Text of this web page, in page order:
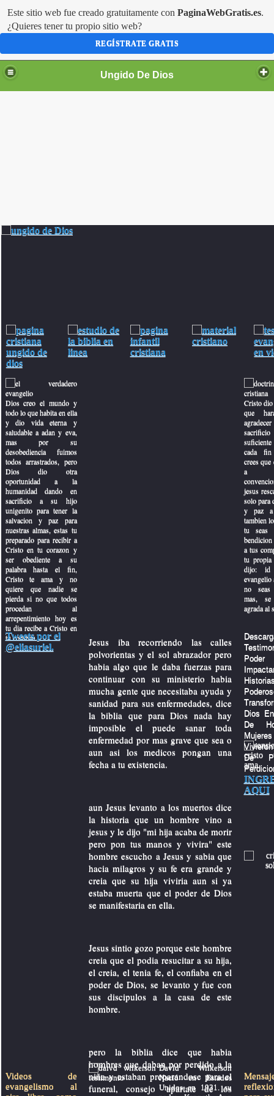
Ungido De Dios
Dios creo el mundo y
todo lo que habita en ella
y dio vida eterna y
saludable a adan y eva,
mas por su
desobediencia fuimos
todos arrastrados, pero
Dios dio otra
oportunidad a la
humanidad dando en
sacrificio a su hijo
unigenito para tener la
salvacion y paz para
nuestras almas, estas tu
preparado para recibir a
Cristo en tu corazon y
ser obediente a su
palabra hasta el fin,
Cristo te ama y no
quiere que nadie se
pierda si no que todos
procedan al
arrepentimiento hoy es
tu dia recibe a Cristo en
tu corazon.
Cristo
que
cada fin
crees
a
jesus
solo para
y paz a
tambien
tu seas
a tus
tu propia
dijo: id
evangelio
no
mas,
agrada al
Tweets por el
@eliasuriel.
Jesus iba recorriendo las calles
polvorientas y el sol abrazador pero
habia algo que le daba fuerzas para
continuar con su ministerio habia
mucha gente que necesitaba ayuda y
sanidad para sus enfermedades, dice
la biblia que para Dios nada hay
imposible el puede sanar toda
enfermedad por mas grave que sea o
aun asi los medicos pongan una
fecha a tu existencia.
aun Jesus levanto a los muertos dice
la historia que un hombre vino a
jesus y le dijo "mi hija acaba de morir
pero pon tus manos y vivira" este
hombre escucho a Jesus y sabia que
hacia milagros y su fe era grande y
creia que su hija viviria aun si ya
estaba muerta que el poder de Dios
se manifestaria en ella.
Jesus sintio gozo porque este hombre
creia que el podia resucitar a su hija,
el creia, el tenia fe, el confiaba en el
poder de Dios, se levanto y fue con
sus discipulos a la casa de este
hombre.
pero la biblia dice que habia
hombres que daban por perdido a la
niña y estaban preparandose para el
funeral, consejo "apartate de los
Dios
De
De
AQUI
Videos de
evangelismo al
David Wilkerson
Nació en Estados
Unidos en 1931. su
Este sitio web fue creado gratuitamente con PaginaWebGratis.es.
¿Quieres tener tu propio sitio web?
REGÍSTRATE GRATIS